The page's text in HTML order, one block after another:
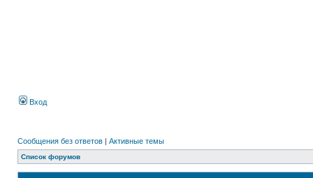
Вход
Сообщения без ответов | Активные темы
Список форумов